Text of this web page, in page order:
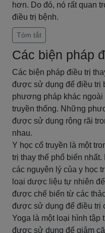
hơn. Do đó, nó rất quan
điều trị bệnh.
Tóm tắt
Các biện pháp
Các biện pháp điều trị
được sử dụng để điều trị
phương pháp khác
truyền thống. Những
được sử dụng rộng rãi
nhau.
Y học cổ truyền là một
trị thay thế phổ biến
các nguyên lý của y học
loại dược liệu tự nhiên
được chế biến từ các
được sử dụng để điều trị
Yoga là một loại hình tập
được sử dụng để giảm